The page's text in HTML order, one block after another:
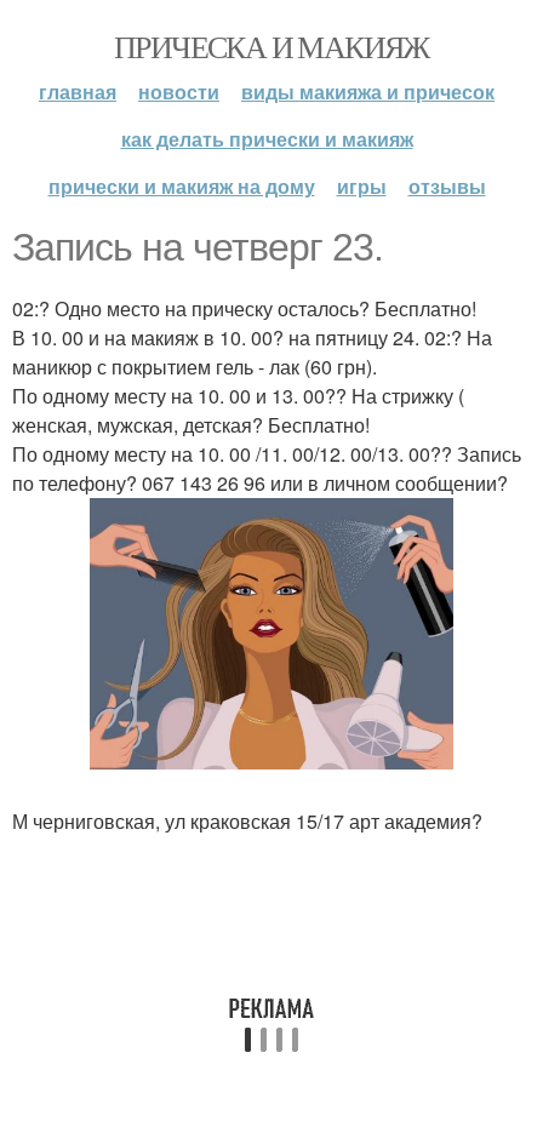
ПРИЧЕСКА И МАКИЯЖ
главная новости
виды макияжа и причесок
как делать прически и макияж
прически и макияж на дому
игры отзывы
Запись на четверг 23.
02:? Одно место на прическу осталось? Бесплатно!
В 10. 00 и на макияж в 10. 00? на пятницу 24. 02:? На
маникюр с покрытием гель - лак (60 грн).
По одному месту на 10. 00 и 13. 00?? На стрижку (
женская, мужская, детская? Бесплатно!
По одному месту на 10. 00 /11. 00/12. 00/13. 00?? Запись
по телефону? 067 143 26 96 или в личном сообщении?
М черниговская, ул краковская 15/17 арт академия?